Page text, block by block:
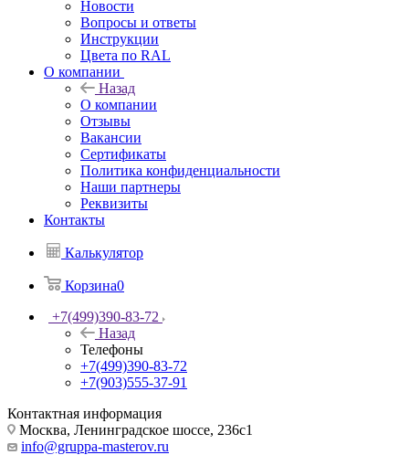
Новости
Вопросы и ответы
Инструкции
Цвета по RAL
О компании
Назад
О компании
Отзывы
Вакансии
Сертификаты
Политика конфиденциальности
Наши партнеры
Реквизиты
Контакты
Калькулятор
Корзина0
+7(499)390-83-72
Назад
Телефоны
+7(499)390-83-72
+7(903)555-37-91
Контактная информация
Москва, Ленинградское шоссе, 236с1
info@gruppa-masterov.ru